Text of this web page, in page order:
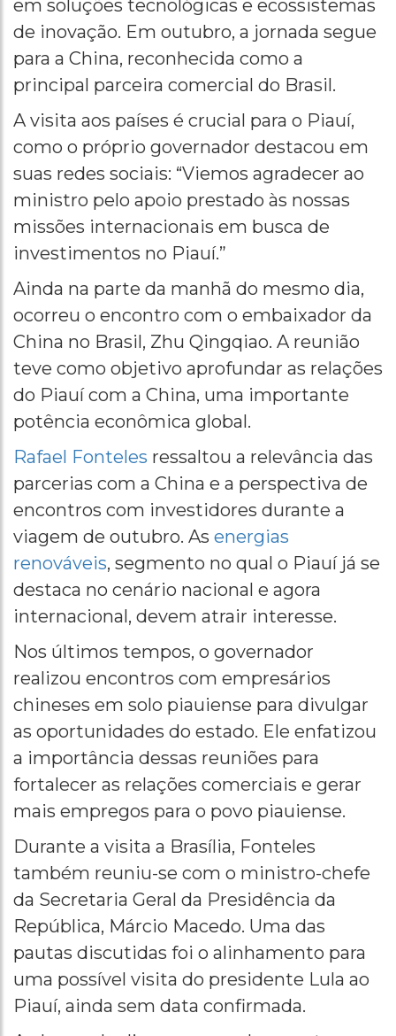
em soluções tecnológicas e ecossistemas
de inovação. Em outubro, a jornada segue
para a China, reconhecida como a
principal parceira comercial do Brasil.
A visita aos países é crucial para o Piauí,
como o próprio governador destacou em
suas redes sociais: “Viemos agradecer ao
ministro pelo apoio prestado às nossas
missões internacionais em busca de
investimentos no Piauí.”
Ainda na parte da manhã do mesmo dia,
ocorreu o encontro com o embaixador da
China no Brasil, Zhu Qingqiao. A reunião
teve como objetivo aprofundar as relações
do Piauí com a China, uma importante
potência econômica global.
Rafael Fonteles ressaltou a relevância das
parcerias com a China e a perspectiva de
encontros com investidores durante a
viagem de outubro. As energias
renováveis, segmento no qual o Piauí já se
destaca no cenário nacional e agora
internacional, devem atrair interesse.
Nos últimos tempos, o governador
realizou encontros com empresários
chineses em solo piauiense para divulgar
as oportunidades do estado. Ele enfatizou
a importância dessas reuniões para
fortalecer as relações comerciais e gerar
mais empregos para o povo piauiense.
Durante a visita a Brasília, Fonteles
também reuniu-se com o ministro-chefe
da Secretaria Geral da Presidência da
República, Márcio Macedo. Uma das
pautas discutidas foi o alinhamento para
uma possível visita do presidente Lula ao
Piauí, ainda sem data confirmada.